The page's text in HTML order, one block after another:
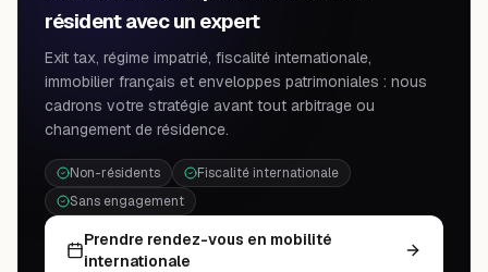
résident avec un expert
Exit tax, régime impatrié, fiscalité internationale,
immobilier français et enveloppes patrimoniales : nous
cadrons votre stratégie avant tout arbitrage ou
changement de résidence.
Non-résidents
Fiscalité internationale
Sans engagement
Prendre rendez-vous en mobilité
internationale